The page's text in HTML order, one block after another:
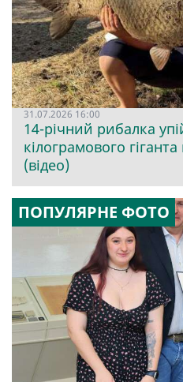
31.07.2026 16:00
14-річний рибалка
кілограмового
(відео)
ПОПУЛЯРНЕ ФОТО